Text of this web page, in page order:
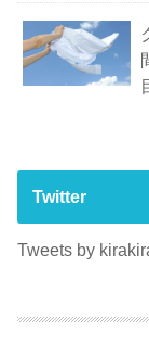
Twitter
Tweets by